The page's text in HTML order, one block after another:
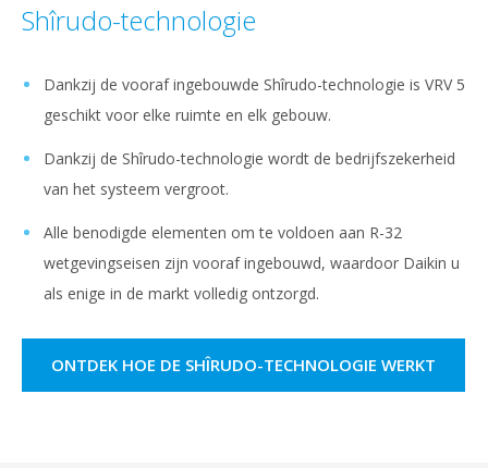
Shîrudo-technologie
Dankzij de vooraf ingebouwde Shîrudo-technologie is VRV 5
geschikt voor elke ruimte en elk gebouw.
Dankzij de Shîrudo-technologie wordt de bedrijfszekerheid
van het systeem vergroot.
Alle benodigde elementen om te voldoen aan R-32
wetgevingseisen zijn vooraf ingebouwd, waardoor Daikin u
als enige in de markt volledig ontzorgd.
ONTDEK HOE DE SHÎRUDO-TECHNOLOGIE WERKT